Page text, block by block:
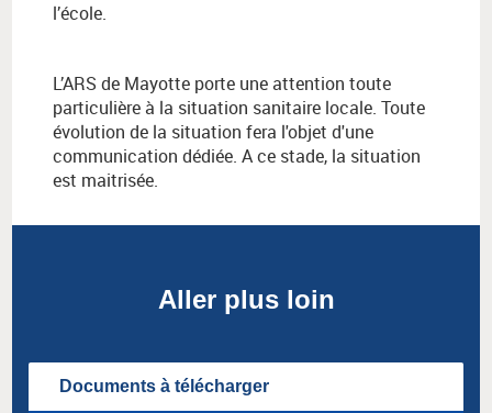
l’école.
L’ARS de Mayotte porte une attention toute
particulière à la situation sanitaire locale. Toute
évolution de la situation fera l'objet d'une
communication dédiée. A ce stade, la situation
est maitrisée.
Aller plus loin
Documents à télécharger